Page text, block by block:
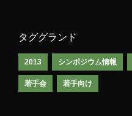
タググランド
2013 シンポジウム情報
若手会 若手向け